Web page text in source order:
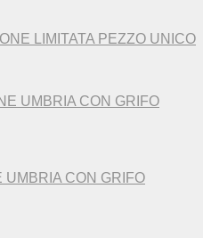
LIMITATA PEZZO UNICO
UMBRIA CON GRIFO